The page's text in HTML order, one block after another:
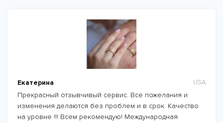
Екатерина USA
Прекрасный отзывчивый сервис. Все пожелания и
изменения делаются без проблем и в срок. Качество
на уровне !!! Всем рекомендую! Международная